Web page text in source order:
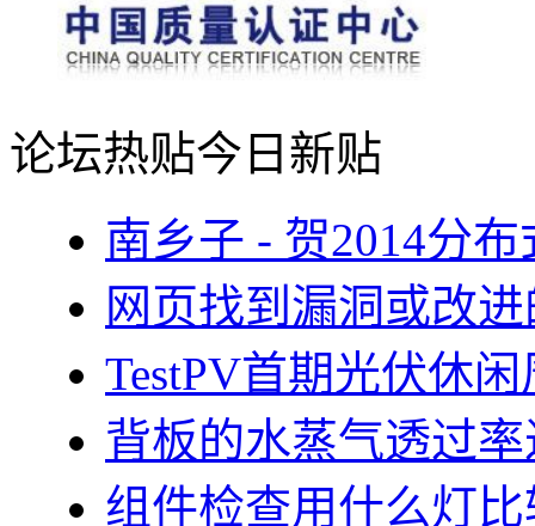
论坛热贴今日新贴
南乡子 - 贺2014分
网页找到漏洞或改
TestPV首期光伏休
背板的水蒸气透过
组件检查用什么灯